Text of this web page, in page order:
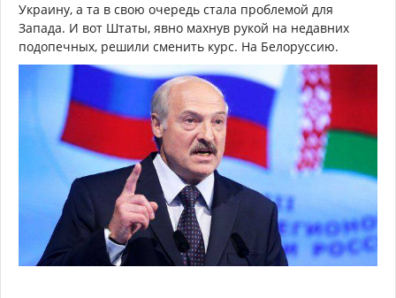
Украину, а та в свою очередь стала проблемой для
Запада. И вот Штаты, явно махнув рукой на недавних
подопечных, решили сменить курс. На Белоруссию.